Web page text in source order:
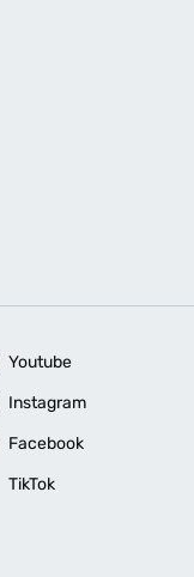
Youtube
Instagram
Facebook
TikTok